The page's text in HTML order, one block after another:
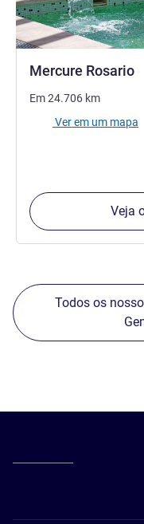
Mercure Rosario
Em24.706 km
Ver em um mapa
Veja
Todos os